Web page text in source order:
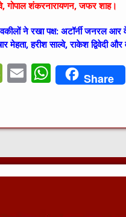
गोपाल शंकरनारायणन, जफर शाह।
ने रखा पक्ष: अटॉर्नी जनरल
मेहता, हरीश साल्वे, राकेश द्विवेदी और
W
h
E
l
W
s
p
Share